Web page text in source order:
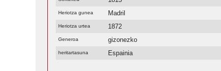
Heriotza gunea Madril
Heriotza urtea 1872
Generoa gizonezko
heritartasuna Espainia